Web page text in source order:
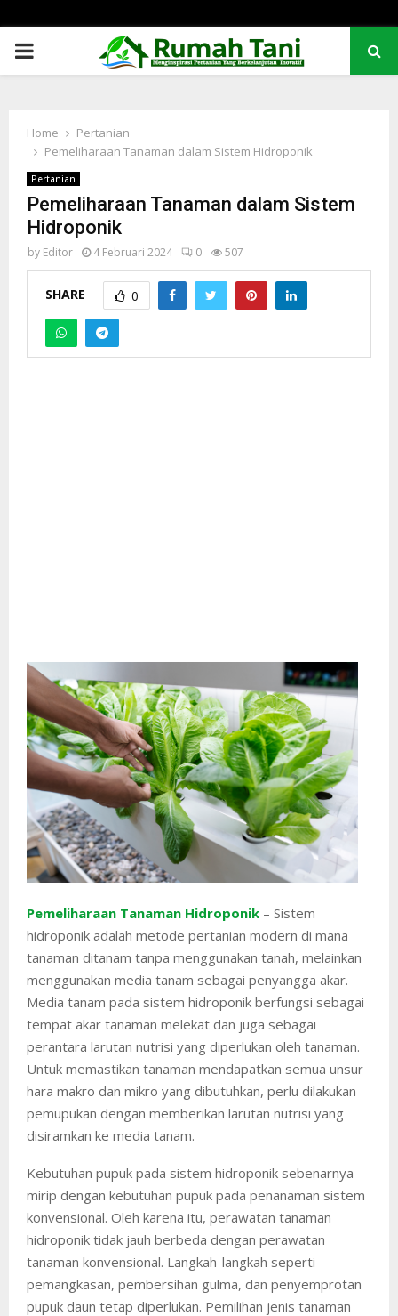
PRIMARY
Home
Pertanian
Pemeliharaan Tanaman dalam Sistem Hidroponik
Pertanian
Pemeliharaan Tanaman dalam Sistem
Hidroponik
by Editor 4 Februari 2024 0 507
SHARE 0
Pemeliharaan Tanaman Hidroponik – Sistem
hidroponik adalah metode pertanian modern di mana
tanaman ditanam tanpa menggunakan tanah, melainkan
menggunakan media tanam sebagai penyangga akar.
Media tanam pada sistem hidroponik berfungsi sebagai
tempat akar tanaman melekat dan juga sebagai
perantara larutan nutrisi yang diperlukan oleh tanaman.
Untuk memastikan tanaman mendapatkan semua unsur
hara makro dan mikro yang dibutuhkan, perlu dilakukan
pemupukan dengan memberikan larutan nutrisi yang
disiramkan ke media tanam.
Kebutuhan pupuk pada sistem hidroponik sebenarnya
mirip dengan kebutuhan pupuk pada penanaman sistem
konvensional. Oleh karena itu, perawatan tanaman
hidroponik tidak jauh berbeda dengan perawatan
tanaman konvensional. Langkah-langkah seperti
pemangkasan, pembersihan gulma, dan penyemprotan
pupuk daun tetap diperlukan. Pemilihan jenis tanaman